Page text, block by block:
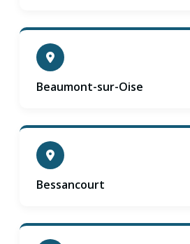
Beaumont-sur-Oise
Bessancourt